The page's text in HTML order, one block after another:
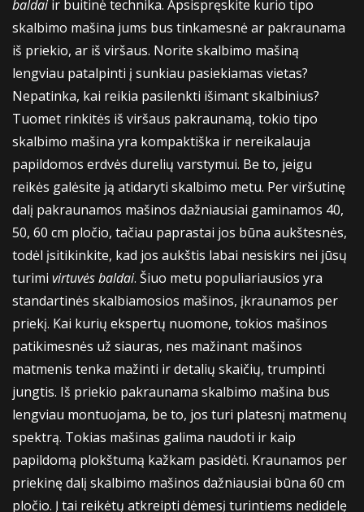
baldaiir buitinė technika. Apsispręskite kurio tipo
skalbimo mašina jums bus tinkamesnė ar pakraunama
iš priekio, ar iš viršaus. Norite skalbimo mašiną
lengviau patalpinti į sunkiau pasiekiamas vietas?
Nepatinka, kai reikia pasilenkti išimant skalbinius?
Tuomet rinkitės iš viršaus pakraunamą, tokio tipo
skalbimo mašina yra kompaktiška ir nereikalauja
papildomos erdvės durelių varstymui. Be to, jeigu
reikės galėsite ją atidaryti skalbimo metu. Per viršutinę
dalį pakraunamos mašinos dažniausiai gaminamos 40,
50, 60 cm pločio, tačiau paprastai jos būna aukštesnės,
todėl įsitikinkite, kad jos aukštis labai nesiskirs nei jūsų
turimi virtuvės baldai. Šiuo metu populiariausios yra
standartinės skalbiamosios mašinos, įkraunamos per
priekį. Kai kurių ekspertų nuomone, tokios mašinos
patikimesnės už siauras, nes mažinant mašinos
matmenis tenka mažinti ir detalių skaičių, trumpinti
jungtis. Iš priekio pakraunama skalbimo mašina bus
lengviau montuojama, be to, jos turi platesnį matmenų
spektrą. Tokias mašinas galima naudoti ir kaip
papildomą plokštumą kažkam pasidėti. Kraunamos per
priekinę dalį skalbimo mašinos dažniausiai būna 60 cm
pločio. Į tai reikėtų atkreipti dėmesį turintiems nedidelę